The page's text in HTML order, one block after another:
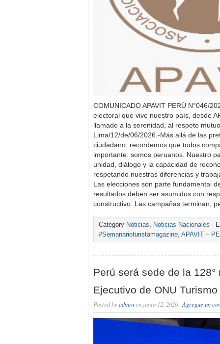
COMUNICADO APAVIT PERÚ N°046/
electoral que vive nuestro país, desde
llamado a la serenidad, al respeto
Lima/12/de/06/2026.-Más allá de las
ciudadano, recordemos que todos
importante: somos peruanos. Nuestro
unidad, diálogo y la capacidad de
respetando nuestras diferencias y
Las elecciones son parte fundamental
resultados deben ser asumidos con
constructivo. Las campañas terminan,
Category Noticias, Noticias Nacionales ·
#Semanarioturistamagazine, APAVIT –
Perú será sede de la
Ejecutivo de ONU
Posted byadminon junio 12, 2026 · Agregue un